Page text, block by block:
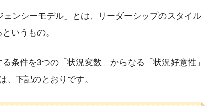
ンシーモデル」とは、リーダーシップのスタイル
いうもの。
条件を3つの「状況変数」からなる「状況好意性」
、下記のとおりです。